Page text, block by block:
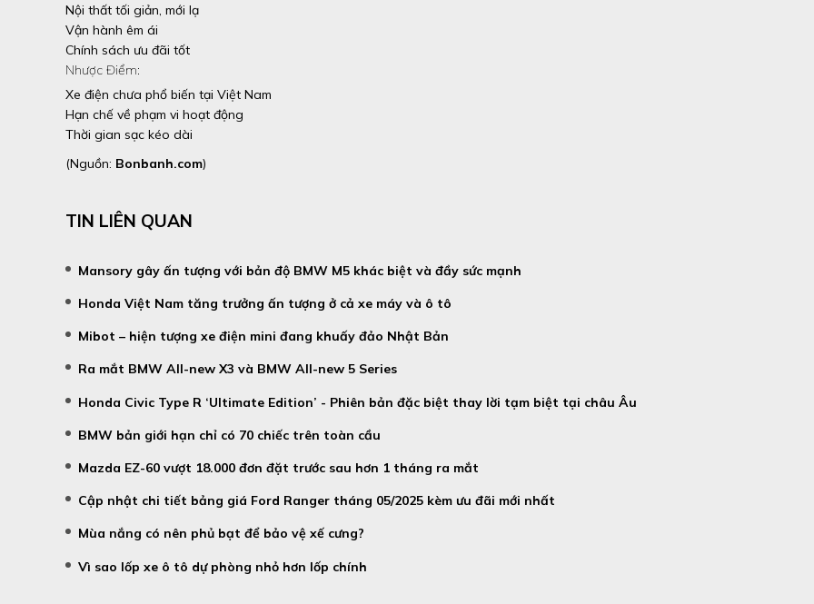
Nội thất tối giản, mới lạ
Vận hành êm ái
Chính sách ưu đãi tốt
Nhược Điểm:
Xe điện chưa phổ biến tại Việt Nam
Hạn chế về phạm vi hoạt động
Thời gian sạc kéo dài
(Nguồn: Bonbanh.com)
TIN LIÊN QUAN
Mansory gây ấn tượng với bản độ BMW M5 khác biệt và đầy sức mạnh
Honda Việt Nam tăng trưởng ấn tượng ở cả xe máy và ô tô
Mibot – hiện tượng xe điện mini đang khuấy đảo Nhật Bản
Ra mắt BMW All-new X3 và BMW All-new 5 Series
Honda Civic Type R ‘Ultimate Edition’ - Phiên bản đặc biệt thay lời tạm biệt tại châu Âu
BMW bản giới hạn chỉ có 70 chiếc trên toàn cầu
Mazda EZ-60 vượt 18.000 đơn đặt trước sau hơn 1 tháng ra mắt
Cập nhật chi tiết bảng giá Ford Ranger tháng 05/2025 kèm ưu đãi mới nhất
Mùa nắng có nên phủ bạt để bảo vệ xế cưng?
Vì sao lốp xe ô tô dự phòng nhỏ hơn lốp chính